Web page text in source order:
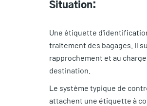
Situation:
Une étiquette
traitement des bagages. Il
rapprochement et au
destination.
Le système typique de
attachent une étiquette à